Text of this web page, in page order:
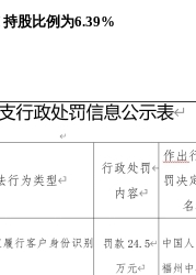
股比例为6.39%